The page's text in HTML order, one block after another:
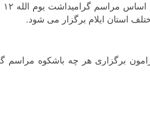
استان ایلام برگزار می شود.
برگزاری هر چه باشکوه مراسم